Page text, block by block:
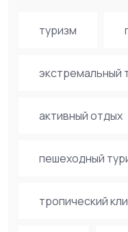
туризм
экстремальный
активный отдых
пешеходный
тропический